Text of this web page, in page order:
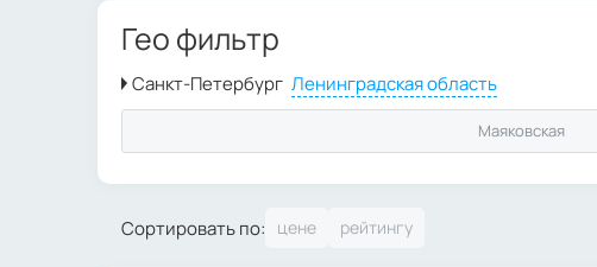
Гео фильтр
Маяковская
Сортировать по: